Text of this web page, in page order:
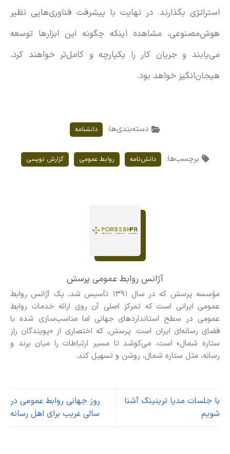
استراتژی بگذارند. در نهایت با پیشرفت فناوری‌هایی نظیر
هوش‌مصنوعی، مشاهده اینکه چگونه این ابزارها توسعه
می‌یابند و جریان کار را یکپارچه و کامل‌تر خواهند کرد،
هیجان‌انگیز خواهد بود.
دسته‌بندی‌ها: دانشنامه
برچسب‌ها: دانش‌نامه روابط عمومی گزارش نویسی
آژانس روابط عمومی پرسش
مؤسسه پرسش که در سال ۱۳۹۱ تأسیس شد، یک آژانس روابط
عمومی ایرانی است که تمرکز اصلی آن روی ارائه خدمات روابط
عمومی در سطح استانداردهای جهانی اما مناسب‌سازی شده با
فضای رسانه‌ای ایران است. پرسش، که اختصاری از «پویندگان راز
ستاره شمال» است، می‌کوشد تا مسیر ارتباطات را میان برند و
رسانه، مثل ستاره شمال، روشن و تسهیل کند.
با جلسات مدیا ترینینگ آشنا
شویم
روز جهانی روابط عمومی در
سالی غریب برای اهل رسانه